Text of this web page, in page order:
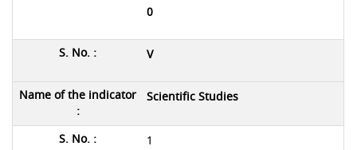
0
V
Scientific Studies
1